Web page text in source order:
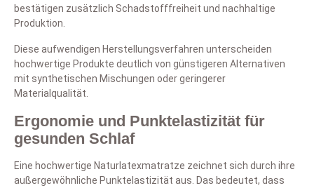
bestätigen zusätzlich Schadstofffreiheit und nachhaltige
Produktion.
Diese aufwendigen Herstellungsverfahren unterscheiden
hochwertige Produkte deutlich von günstigeren Alternativen
mit synthetischen Mischungen oder geringerer
Materialqualität.
Ergonomie und Punktelastizität für
gesunden Schlaf
Eine hochwertige Naturlatexmatratze zeichnet sich durch ihre
außergewöhnliche Punktelastizität aus. Das bedeutet, dass